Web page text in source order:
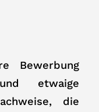
Bewerbung
etwaige
die